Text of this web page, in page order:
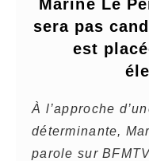
Marine Le
sera pas
est
À l’approche
déterminante,
parole sur